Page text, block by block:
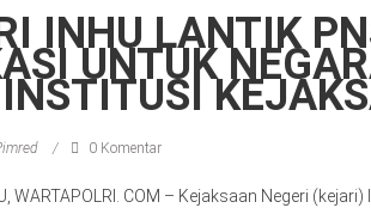
INHU LANTIK
UNTUK
0 Komentar
WARTAPOLRI. COM – Kejaksaan Negeri